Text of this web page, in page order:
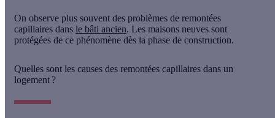
On observe plus souvent des problèmes de remontées
capillaires dans le bâti ancien. Les maisons neuves sont
protégées de ce phénomène dès la phase de construction.
Quelles sont les causes des remontées capillaires dans un
logement ?